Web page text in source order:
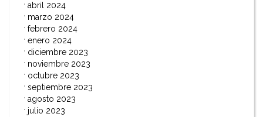
abril 2024
marzo 2024
febrero 2024
enero 2024
diciembre 2023
noviembre 2023
octubre 2023
septiembre 2023
agosto 2023
julio 2023